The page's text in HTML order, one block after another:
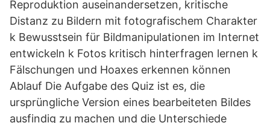
Reproduktion auseinandersetzen, kritische
Distanz zu Bildern mit fotografischem Charakter
k Bewusstsein für Bildmanipulationen im Internet
entwickeln k Fotos kritisch hinterfragen lernen k
Fälschungen und Hoaxes erkennen können
Ablauf Die Aufgabe des Quiz ist es, die
ursprüngliche Version eines bearbeiteten Bildes
ausfindig zu machen und die Unterschiede